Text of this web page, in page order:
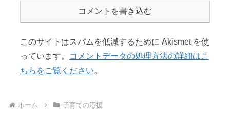
コメントを書き込む
このサイトはスパムを低減するために Akismet を使
っています。
コメントデータの処理方法の詳細はこ
ちらをご覧ください。
ホーム 子育ての応援